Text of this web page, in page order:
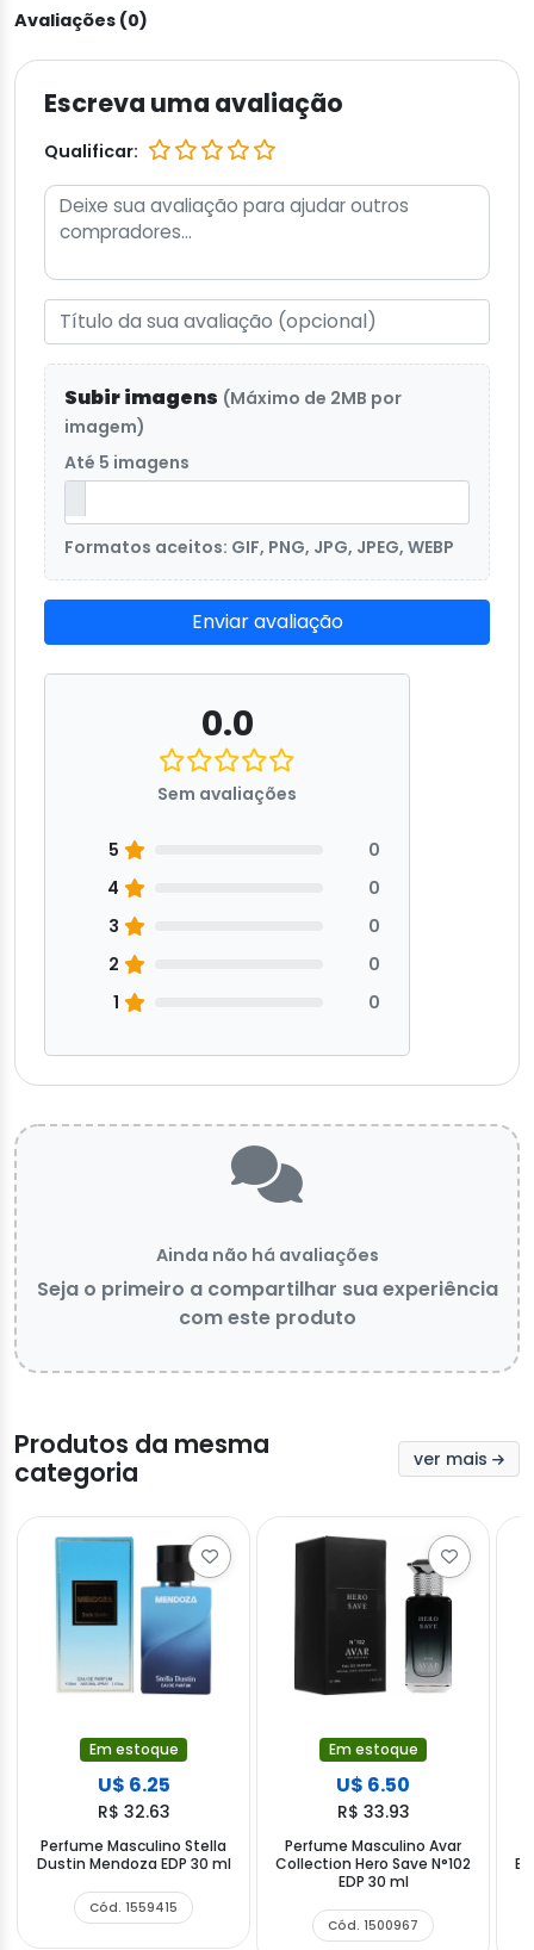
Avaliações (0)
Escreva uma avaliação
Qualificar:
Subir imagens (Máximo de 2MB por
imagem)
Até 5 imagens
Formatos aceitos: GIF, PNG, JPG, JPEG, WEBP
Enviar avaliação
0.0
Sem avaliações
5
0
4
0
3
0
2
0
1
0
Ainda não há avaliações
Seja o primeiro a compartilhar sua experiência
com este produto
Produtos da mesma
categoria
ver mais
Em estoque
U$ 6.25
R$ 32.63
Perfume Masculino Stella
Dustin Mendoza EDP 30 ml
Cód. 1559415
Em estoque
U$ 6.50
R$ 33.93
Perfume Masculino Avar
Collection Hero Save N°102
EDP 30 ml
Cód. 1500967